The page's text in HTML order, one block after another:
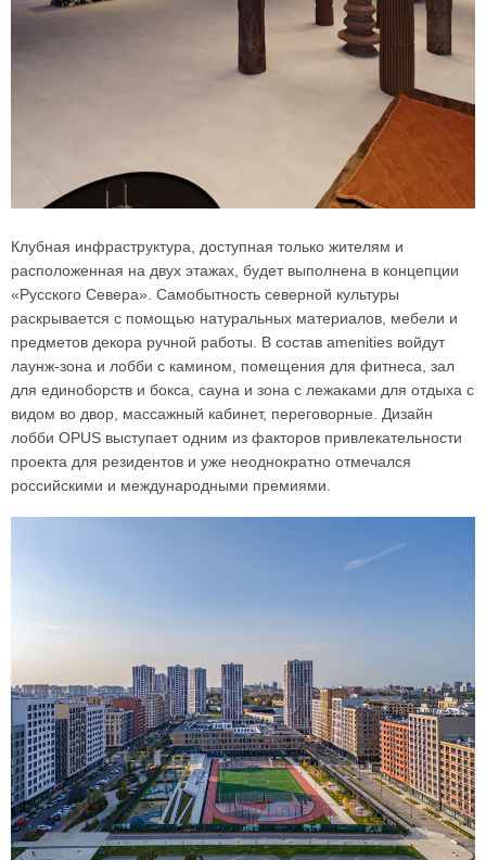
Клубная инфраструктура, доступная только жителям и
расположенная на двух этажах, будет выполнена в концепции
«Русского Севера». Самобытность северной культуры
раскрывается с помощью натуральных материалов, мебели и
предметов декора ручной работы. В состав amenities войдут
лаунж-зона и лобби с камином, помещения для фитнеса, зал
для единоборств и бокса, сауна и зона с лежаками для отдыха с
видом во двор, массажный кабинет, переговорные. Дизайн
лобби OPUS выступает одним из факторов привлекательности
проекта для резидентов и уже неоднократно отмечался
российскими и международными премиями.